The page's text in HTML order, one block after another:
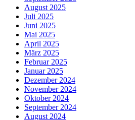
August 2025
Juli 2025
Juni 2025
Mai 2025
April 2025
März 2025
Februar 2025
Januar 2025
Dezember 2024
November 2024
Oktober 2024
September 2024
August 2024